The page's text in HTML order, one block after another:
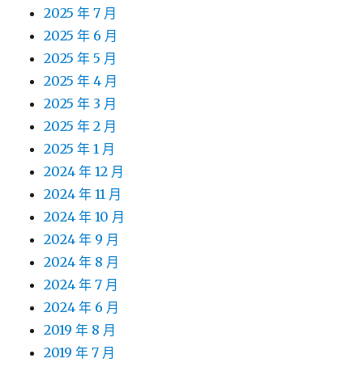
2025 年 7 月
2025 年 6 月
2025 年 5 月
2025 年 4 月
2025 年 3 月
2025 年 2 月
2025 年 1 月
2024 年 12 月
2024 年 11 月
2024 年 10 月
2024 年 9 月
2024 年 8 月
2024 年 7 月
2024 年 6 月
2019 年 8 月
2019 年 7 月